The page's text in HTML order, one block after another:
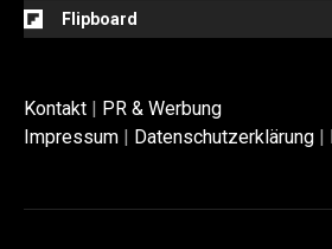
Flipboard
Kontakt
PR & Werbung
Impressum
Datenschutzerklärung